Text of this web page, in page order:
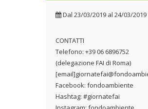
Dal 23/03/2019 al 24/03/2019
CONTATTI
Telefono: +39 06 6896752
(delegazione FAI di Roma)
Facebook: fondoambiente
Hashtag: #giornatefai